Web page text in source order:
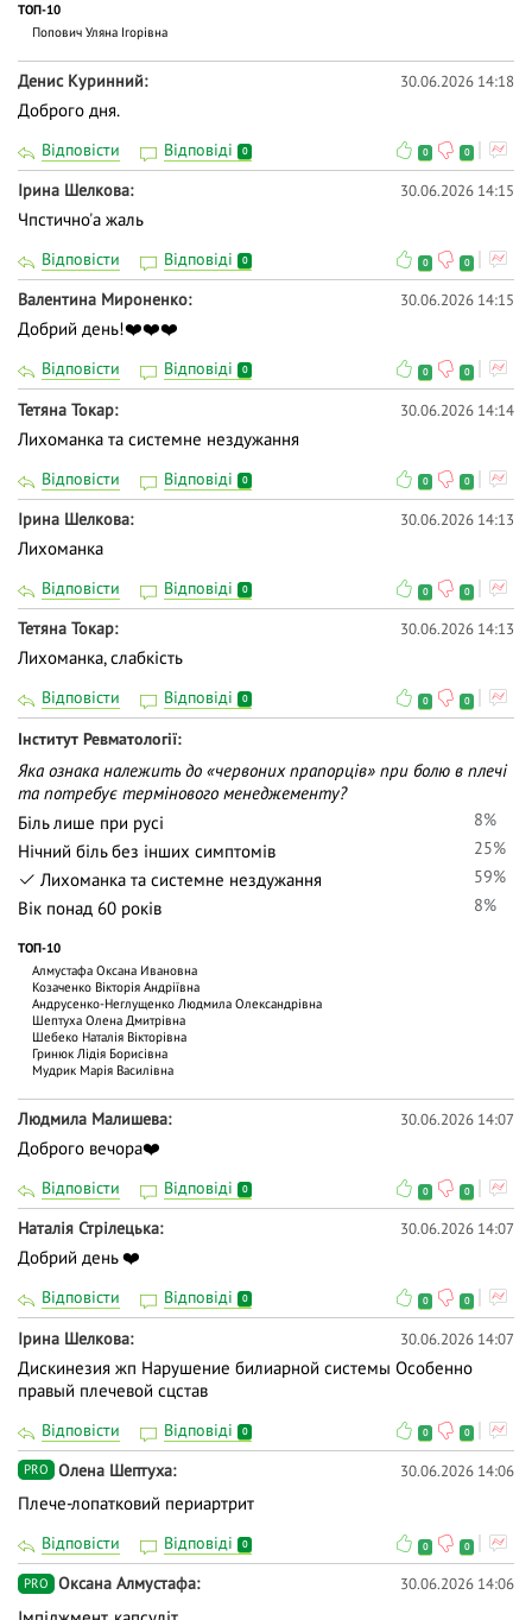
ТОП-10
Попович Уляна Ігорівна
Денис Куринний 30.06.2026 14:18
Доброго дня.
Відповісти Відповіді 0 0 0
Ірина Шелкова 30.06.2026 14:15
Чпстично'а жаль
Відповісти Відповіді 0 0 0
Валентина Мироненко 30.06.2026 14:15
Добрий день!❤️❤️❤️
Відповісти Відповіді 0 0 0
Тетяна Токар 30.06.2026 14:14
Лихоманка та системне нездужання
Відповісти Відповіді 0 0 0
Ірина Шелкова 30.06.2026 14:13
Лихоманка
Відповісти Відповіді 0 0 0
Тетяна Токар 30.06.2026 14:13
Лихоманка, слабкість
Відповісти Відповіді 0 0 0
Iнститут Ревматології
Яка ознака належить до «червоних прапорців» при болю в плечі
та потребує термінового менеджементу?
Біль лише при русі
8%
Нічний біль без інших симптомів
25%
Лихоманка та системне нездужання
59%
Вік понад 60 років
8%
ТОП-10
Алмустафа Оксана Ивановна
Козаченко Вікторія Андріївна
Андрусенко-Неглущенко Людмила Олександрівна
Шептуха Олена Дмитрівна
Шебеко Наталія Вікторівна
Гринюк Лідія Борисівна
Мудрик Марія Василівна
Людмила Малишева 30.06.2026 14:07
Доброго вечора❤️
Відповісти Відповіді 0 0 0
Наталія Стрілецька 30.06.2026 14:07
Добрий день ❤️
Відповісти Відповіді 0 0 0
Ірина Шелкова 30.06.2026 14:07
Дискинезия жп Нарушение билиарной системы Особенно
правый плечевой сцстав
Відповісти Відповіді 0 0 0
PRO Олена Шептуха 30.06.2026 14:06
Плече-лопатковий периартрит
Відповісти Відповіді 0 0 0
PRO Оксана Алмустафа 30.06.2026 14:06